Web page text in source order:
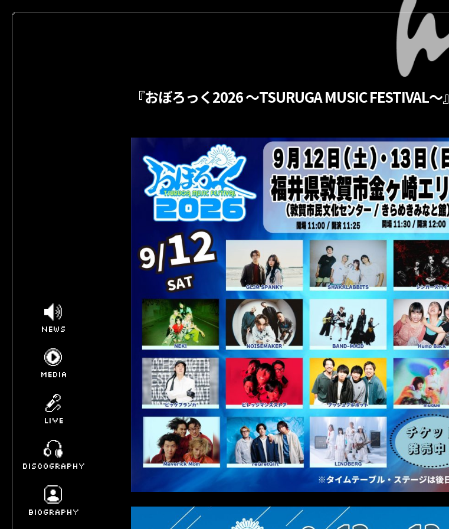
NEWS
MEDIA
LIVE
DISCOGRAPHY
BIOGRAPHY
『おぼろっく2026 ～TSURUGA MUSIC FESTIVAL～』